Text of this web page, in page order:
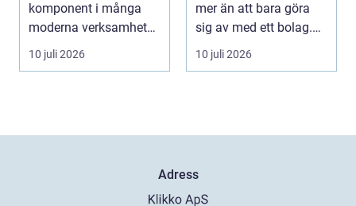
komponent i många
moderna verksamheter.
Den används för att fl...
10 juli 2026
mer än att bara göra
sig av med ett bolag.
För många ä...
10 juli 2026
Adress